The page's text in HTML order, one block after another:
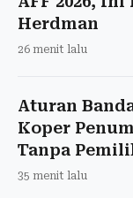
Herdman
26 menit lalu
Aturan
Koper
Tanpa
35 menit lalu